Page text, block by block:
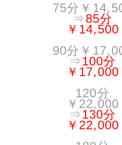
75分￥
⇒85分
￥14,500
90分￥
⇒100分
￥17,000
120分
￥22,000
⇒130分
￥22,000